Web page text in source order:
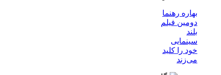
بهاره رهنما
دومین فیلم
بلند
سینمایی
خود را کلید
می‌زند